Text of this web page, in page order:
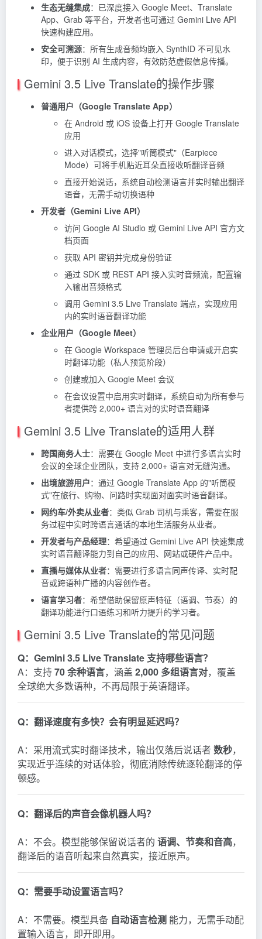
生态无缝集成：已深度接入 Google Meet、Translate
App、Grab 等平台，开发者也可通过 Gemini Live API
快速构建应用。
安全可溯源：所有生成音频均嵌入 SynthID 不可见水
印，便于识别 AI 生成内容，有效防范虚假信息传播。
Gemini 3.5 Live Translate的操作步骤
普通用户（Google Translate App）
在 Android 或 iOS 设备上打开 Google Translate
应用
进入对话模式，选择"听筒模式"（Earpiece
Mode）可将手机贴近耳朵直接收听翻译音频
直接开始说话，系统自动检测语言并实时输出翻译
语音，无需手动切换语种
开发者（Gemini Live API）
访问 Google AI Studio 或 Gemini Live API 官方文
档页面
获取 API 密钥并完成身份验证
通过 SDK 或 REST API 接入实时音频流，配置输
入输出音频格式
调用 Gemini 3.5 Live Translate 端点，实现应用
内的实时语音翻译功能
企业用户（Google Meet）
在 Google Workspace 管理员后台申请或开启实
时翻译功能（私人预览阶段）
创建或加入 Google Meet 会议
在会议设置中启用实时翻译，系统自动为所有参与
者提供跨 2,000+ 语言对的实时语音翻译
Gemini 3.5 Live Translate的适用人群
跨国商务人士：需要在 Google Meet 中进行多语言实时
会议的全球企业团队，支持 2,000+ 语言对无缝沟通。
出境旅游用户：通过 Google Translate App 的"听筒模
式"在旅行、购物、问路时实现面对面实时语音翻译。
网约车/外卖从业者：类似 Grab 司机与乘客，需要在服
务过程中实时跨语言通话的本地生活服务从业者。
开发者与产品经理：希望通过 Gemini Live API 快速集成
实时语音翻译能力到自己的应用、网站或硬件产品中。
直播与媒体从业者：需要进行多语言同声传译、实时配
音或跨语种广播的内容创作者。
语言学习者：希望借助保留原声特征（语调、节奏）的
翻译功能进行口语练习和听力提升的学习者。
Gemini 3.5 Live Translate的常见问题
Q：Gemini 3.5 Live Translate 支持哪些语言？
A：支持70 余种语言，涵盖 2,000 多组语言对，覆盖
全球绝大多数语种，不再局限于英语翻译。
Q：翻译速度有多快？会有明显延迟吗？
A：采用流式实时翻译技术，输出仅落后说话者数秒，
实现近乎连续的对话体验，彻底消除传统逐轮翻译的停
顿感。
Q：翻译后的声音会像机器人吗？
A：不会。模型能够保留说话者的 语调、节奏和音高，
翻译后的语音听起来自然真实，接近原声。
Q：需要手动设置语言吗？
A：不需要。模型具备 自动语言检测 能力，无需手动配
置输入语言，即开即用。